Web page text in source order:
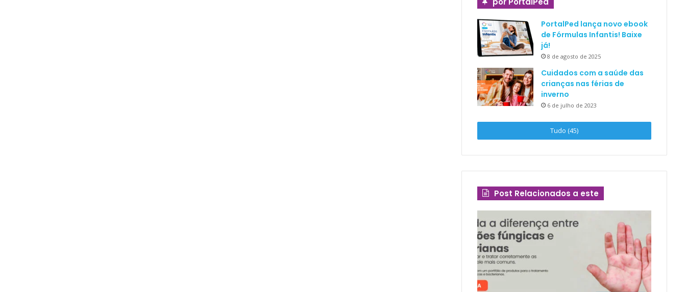
PortalPed lança novo ebook
de Fórmulas Infantis! Baixe
já!
8 de agosto de 2025
Cuidados com a saúde das
crianças nas férias de
inverno
6 de julho de 2023
Tudo (45)
Post Relacionados a este